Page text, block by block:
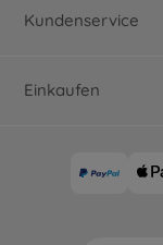
Kundenservice
Einkaufen